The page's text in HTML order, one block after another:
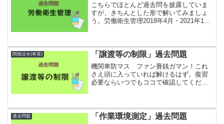
こちらでほとんど過去問を披露していま
すが、きちんとした形で解いてみましょ
う。労働衛生管理2018年4月・2021年10
例について、作...
関係法令(有害) 「譲渡等の制限」過去問題
機関車防マス ファン賽銭ガマン！これ
さえ頭に入っていれば解けるはず。復習
必要ならいつでもココで確認してくださ
し、貸与し、又は設置してはならない機
械等に該当するものは...
過去問題 「作業環境測定」過去問題